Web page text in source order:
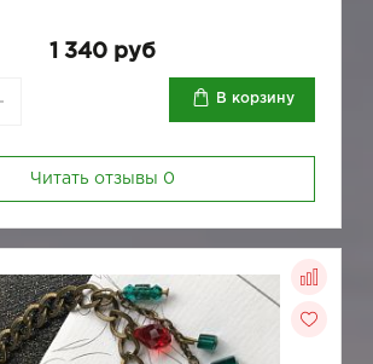
1 340 руб
В корзину
Читать отзывы 0